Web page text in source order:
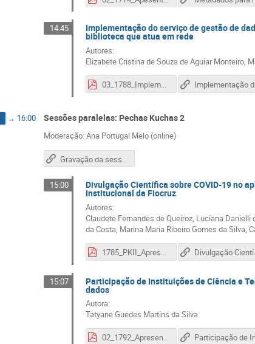
14:45 Implementação do serviço de gestão de
biblioteca que atua em rede
Autores:
Elizabete Cristina de Souza de Aguiar Monteiro,
03_1788_Implementação_do_serviço_de_gestão_de_dados_de_pesquisa_perspectiva_de_uma_biblioteca_que_atua_em_rede.pdf
→ 16:00 Sessões paralelas: Pechas Kuchas 2
Moderação: Ana Portugal Melo (online)
Gravação da sessão
15:00 Divulgação Científica sobre COVID-19 no
Institucional da Fiocruz
Autores:
Claudete Fernandes de Queiroz, Luciana
da Costa, Marina Maria Ribeiro Gomes da Silva,
1785_PKII_Apresentação_CONFOA_Fiolibras_2022.pdf Divulgação Científica
15:07 Participação de Instituições de Ciência e
dados
Autora:
Tatyane Guedes Martins da Silva
02_1792_Apresentação_Participação_de_Instituições_de_Ciência_e_Tecnologia__ICTs___brasileiras_no_projeto_de_incubação_de_repositórios_de_dados.pdf